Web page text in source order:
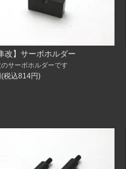
改】サーボホルダー
のサーボホルダーです
税込814円)